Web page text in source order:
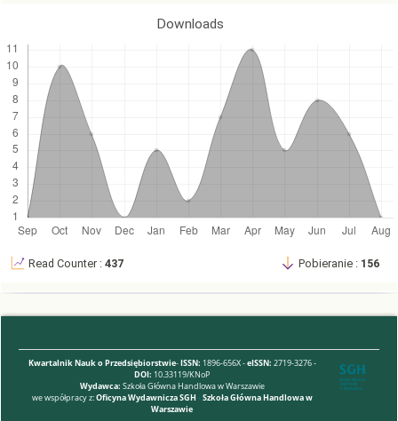
17. Pohorille M. [1985], Potrzeby, podział, konsumpcja, Warszawa,
18. Rist G. [2015], Popularna ekonomia między marzeniami i
kłamstwem, Warszawa, Książka i Prasa,
rozdz. V, (w druku).
19. Randers J. [2012], 2052: A Global Forecast for the Next Forty
Years, White River Junction, Vermont,
Chelsea Green Publishing.
20. Saad-Filho A., Jonhston D. [2009], Neoliberalizm przed trybunałem,
Warszawa, Książka i Prasa, s.
Wide Web, New York, Broadway Books.
22. Sedlacek T. [2010], Ekonomia dobra i zła, Warszawa, Wydawnictwo
Studio Emka.
Downloads
Read Counter : 437 Pobieranie : 156
Kwartalnik Nauk o Przedsiębiorstwie-ISSN: 1896-656X -eISSN: 2719-3276 -
DOI: 10.33119/KNoP
Wydawca: Szkoła Główna Handlowa w Warszawie
we współpracy z:Oficyna Wydawnicza SGH -Szkoła Główna Handlowa w
Warszawie